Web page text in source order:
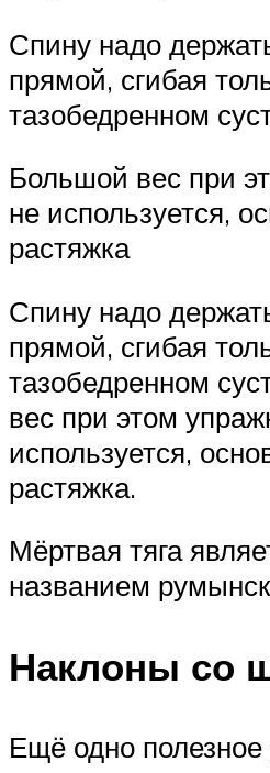
Спину надо
прямой, сгибая
тазобедренном
Большой вес при
не используется,
растяжка
Спину надо
прямой, сгибая
тазобедренном
вес при этом
используется,
растяжка.
Мёртвая тяга
названием
Наклоны со
Ещё одно